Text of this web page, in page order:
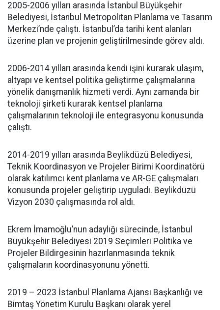
2005-2006 yılları arasında İstanbul Büyükşehir
Belediyesi, İstanbul Metropolitan Planlama ve Tasarım
Merkezi’nde çalıştı. İstanbul’da tarihi kent alanları
üzerine plan ve projenin geliştirilmesinde görev aldı.
2006-2014 yılları arasında kendi işini kurarak ulaşım,
altyapı ve kentsel politika geliştirme çalışmalarına
yönelik danışmanlık hizmeti verdi. Aynı zamanda bir
teknoloji şirketi kurarak kentsel planlama
çalışmalarının teknoloji ile entegrasyonu konusunda
çalıştı.
2014-2019 yılları arasında Beylikdüzü Belediyesi,
Teknik Koordinasyon ve Projeler Birimi Koordinatörü
olarak katılımcı kent planlama ve AR-GE çalışmaları
konusunda projeler geliştirip uyguladı. Beylikdüzü
Vizyon 2030 çalışmasında rol aldı.
Ekrem İmamoğlu’nun adaylığı sürecinde, İstanbul
Büyükşehir Belediyesi 2019 Seçimleri Politika ve
Projeler Bildirgesinin hazırlanmasında teknik
çalışmaların koordinasyonunu yönetti.
2019 – 2023 İstanbul Planlama Ajansı Başkanlığı ve
Bimtaş Yönetim Kurulu Başkanı olarak yerel